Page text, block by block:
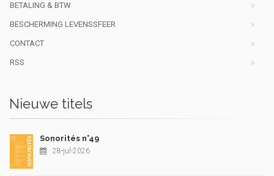
BETALING & BTW
BESCHERMING LEVENSSFEER
CONTACT
RSS
Nieuwe titels
Sonorités n°49
28-jul-2026